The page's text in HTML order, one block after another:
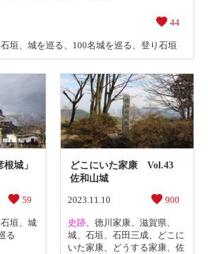
44
石垣、 城を巡る、 100名城を巡る、 登り石垣
城」
59
石垣、 城
る
どこにいた家康 Vol.43
佐和山城
2023.11.10 900
史跡、 徳川家康、 滋賀県、
城、 石垣、 石田三成、
どこに
いた家康、 どうする家康、 佐